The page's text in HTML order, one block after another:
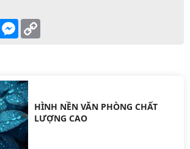
Messenger
HÌNH NỀN VĂN PHÒNG CHẤT
LƯỢNG CAO